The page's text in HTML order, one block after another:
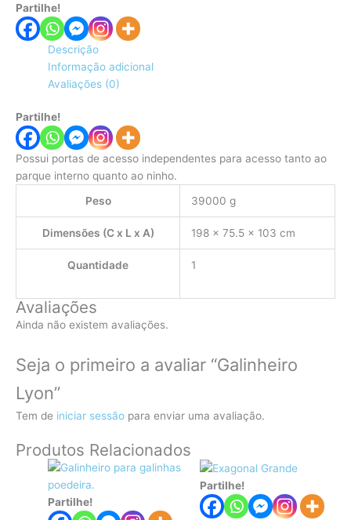
Partilhe!
Descrição
Informação adicional
Avaliações (0)
Partilhe!
Possui portas de acesso independentes para acesso tanto ao
parque interno quanto ao ninho.
Peso
39000 g
Dimensões (C x L x A) 198 × 75.5 × 103 cm
Quantidade 1
Avaliações
Ainda não existem avaliações.
Seja o primeiro a avaliar “Galinheiro
Lyon”
Tem de iniciar sessão para enviar uma avaliação.
Produtos Relacionados
Partilhe!
Partilhe!